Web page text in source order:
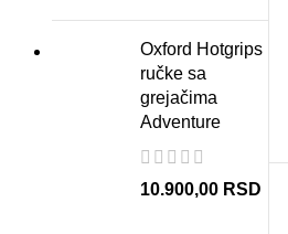
Oxford Hotgrips
ručke sa
grejačima
Adventure
10.900,00 RSD